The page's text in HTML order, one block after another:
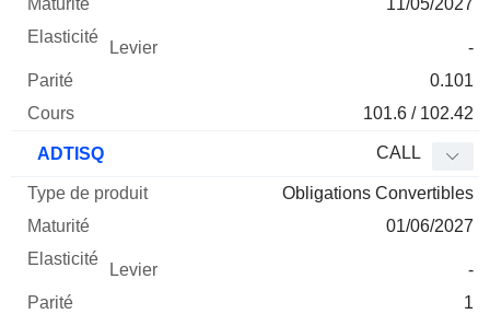
11/05/2027
-
0.101
101.6 / 102.42
ADTISQ CALL
Obligations Convertibles
01/06/2027
-
1